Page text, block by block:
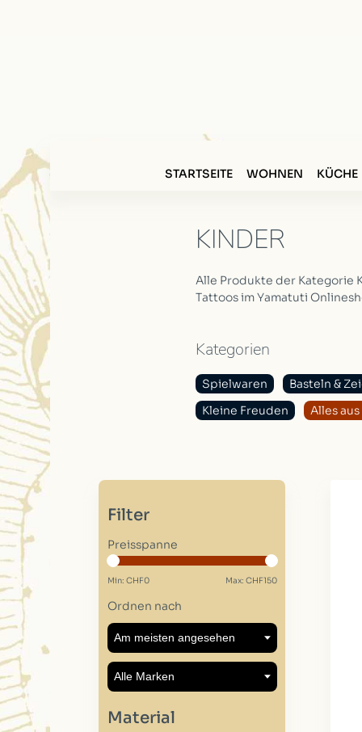
STARTSEITE WOHNEN KÜCHE
KINDER
Alle Produkte der Kategorie
Tattoos im Yamatuti
Kategorien
Spielwaren
Basteln &
Kleine Freuden
Alles aus
Filter
Preisspanne
Min: CHF0 Max: CHF150
Ordnen nach
Material